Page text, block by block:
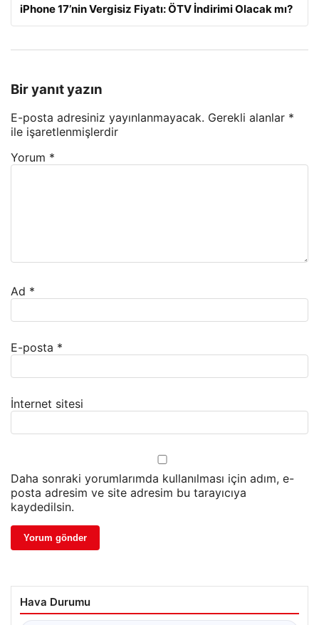
iPhone 17’nin Vergisiz Fiyatı: ÖTV İndirimi Olacak mı?
Bir yanıt yazın
E-posta adresiniz yayınlanmayacak. Gerekli alanlar *
ile işaretlenmişlerdir
Yorum *
Ad *
E-posta *
İnternet sitesi
Daha sonraki yorumlarımda kullanılması için adım, e-
posta adresim ve site adresim bu tarayıcıya
kaydedilsin.
Hava Durumu